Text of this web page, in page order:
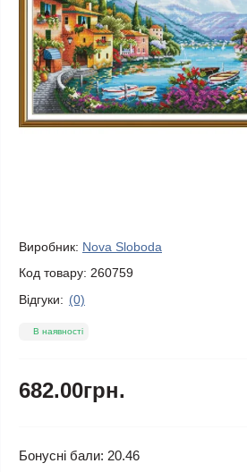
Виробник: Nova Sloboda
Код товару: 260759
Відгуки: (0)
В наявності
682.00грн.
Бонусні бали: 20.46